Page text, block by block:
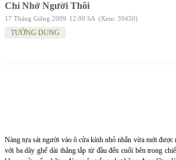
Chỉ Nhớ Người Thôi
17 Tháng Giêng 2009 12:00 SA (Xem: 39450)
TƯỞNG DUNG
Nàng tựa sát người vào ô cửa kính nhỏ nhắn vừa mới được
với ba dãy ghế dài thẳng tắp từ đầu đến cuối bên trong